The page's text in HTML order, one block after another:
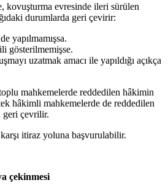
kovuşturma evresinde ileri sürülen
durumlarda geri çevirir:
yapılmamışsa.
gösterilmemişse.
uzatmak amacı ile yapıldığı açıkça
mahkemelerde reddedilen hâkimin
hâkimli mahkemelerde de reddedilen
geri çevrilir.
itiraz yoluna başvurulabilir.
çekinmesi